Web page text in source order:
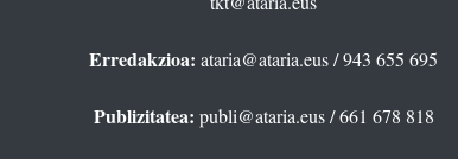
Erredakzioa: ataria@ataria.eus/ 943 655 695
Publizitatea: publi@ataria.eus/ 661 678 818